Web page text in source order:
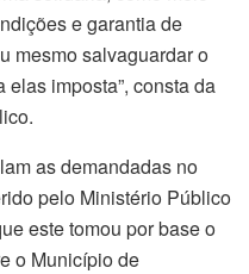
e garantia de
mesmo salvaguardar o
imposta”, consta da
as demandadas no
pelo Ministério Público
este tomou por base o
o Município de